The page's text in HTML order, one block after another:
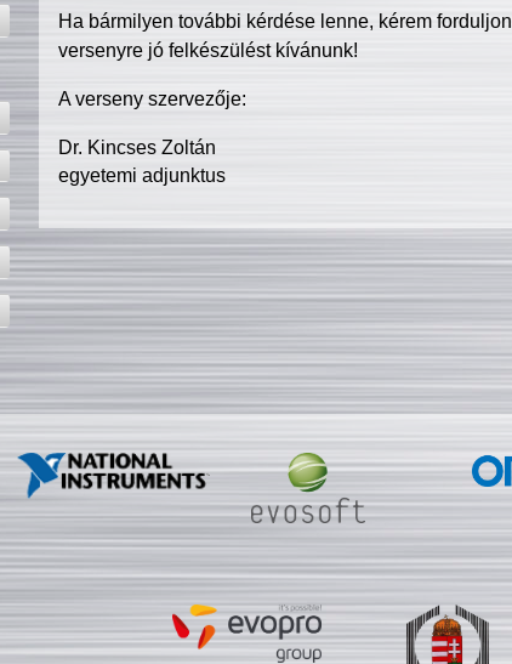
Ha bármilyen további kérdése lenne, kérem
versenyre jó felkészülést kívánunk!
A verseny szervezője:
Dr. Kincses Zoltán
egyetemi adjunktus